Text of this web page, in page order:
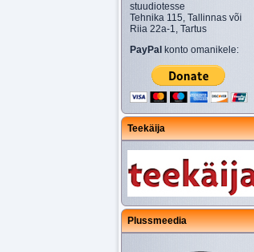
stuudiotesse
Tehnika 115, Tallinnas või
Riia 22a-1, Tartus
PayPal konto omanikele:
Teekäija
Plussmeedia